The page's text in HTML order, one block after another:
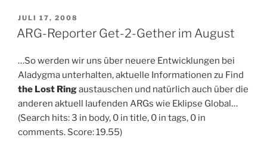
VERÖFFENTLICHT
AM
JULI 17, 2008
ARG-Reporter Get-2-Gether im August
…So werden wir uns über neuere Entwicklungen bei
Aladygma unterhalten, aktuelle Informationen zu Find
the Lost Ringaustauschen und natürlich auch über die
anderen aktuell laufenden ARGs wie Eklipse Global…
(Search hits: 3 in body, 0 in title, 0 in tags, 0 in
comments. Score: 19.55)